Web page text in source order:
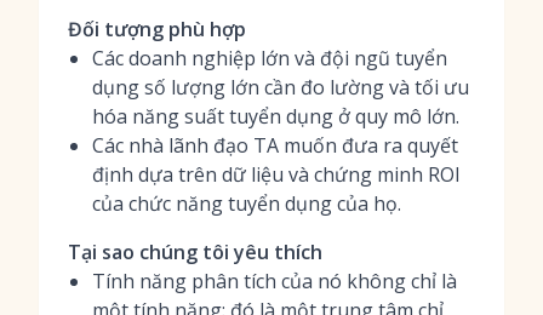
Đối tượng phù hợp
Các doanh nghiệp lớn và đội ngũ tuyển
dụng số lượng lớn cần đo lường và tối ưu
hóa năng suất tuyển dụng ở quy mô lớn.
Các nhà lãnh đạo TA muốn đưa ra quyết
định dựa trên dữ liệu và chứng minh ROI
của chức năng tuyển dụng của họ.
Tại sao chúng tôi yêu thích
Tính năng phân tích của nó không chỉ là